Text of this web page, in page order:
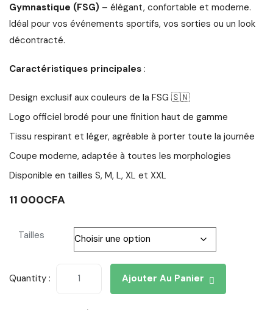
Gymnastique (FSG) – élégant, confortable et moderne.
Idéal pour vos événements sportifs, vos sorties ou un look
décontracté.
Caractéristiques principales :
Design exclusif aux couleurs de la FSG 🇸🇳
Logo officiel brodé pour une finition haut de gamme
Tissu respirant et léger, agréable à porter toute la journée
Coupe moderne, adaptée à toutes les morphologies
Disponible en tailles S, M, L, XL et XXL
11 000CFA
Tailles
Quantity : Ajouter Au Panier